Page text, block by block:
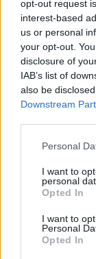
opt-out request
interest-based
us or personal
your opt-out.
disclosure of
IAB’s list of
also be
Downstream
Personal
I want to
personal
Opted In
I want to
Personal
Opted In
24 1